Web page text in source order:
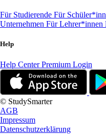
Für Studierende Für
Unternehmen Für Lehrer*innen
Help
Help CenterPremium Login
© StudySmarter
AGB
Impressum
Datenschutzerklärung